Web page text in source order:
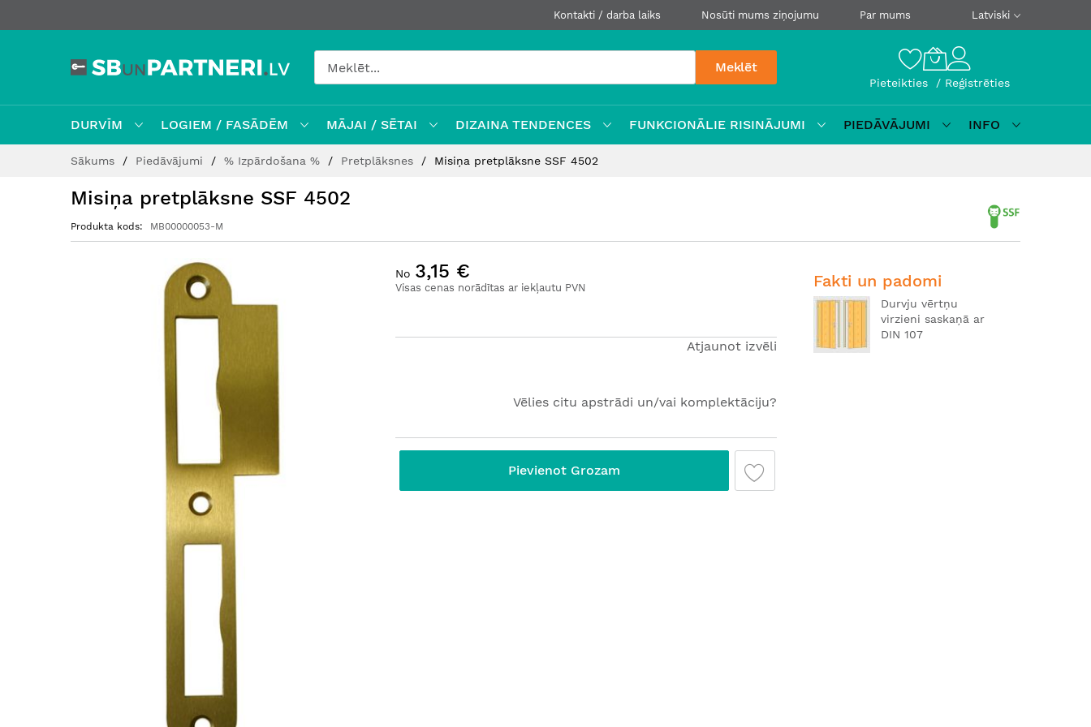
Kontakti / darba laiks Nosūti mums ziņojumu Par mums Latviski
Meklēt
Pieteikties Reģistrēties
DURVĪM LOGIEM / FASĀDĒM MĀJAI / SĒTAI DIZAINA TENDENCES FUNKCIONĀLIE RISINĀJUMI PIEDĀVĀJUMI
INFO
Sākums Piedāvājumi % Izpārdošana % Pretplāksnes Misiņa pretplāksne SSF 4502
Misiņa pretplāksne SSF 4502
Produkta kods MB00000053-M
Visas cenas norādītas ar iekļautu PVN
No 3,15 €
Atjaunot izvēli
Vēlies citu apstrādi un/vai komplektāciju?
Pievienot Grozam
Fakti un padomi
Durvju vērtņu
virzieni saskaņā ar
DIN 107